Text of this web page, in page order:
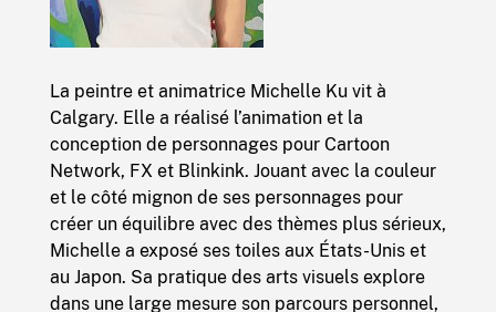
La peintre et animatrice Michelle Ku vit à
Calgary. Elle a réalisé l’animation et la
conception de personnages pour Cartoon
Network, FX et Blinkink. Jouant avec la couleur
et le côté mignon de ses personnages pour
créer un équilibre avec des thèmes plus sérieux,
Michelle a exposé ses toiles aux États-Unis et
au Japon. Sa pratique des arts visuels explore
dans une large mesure son parcours personnel,